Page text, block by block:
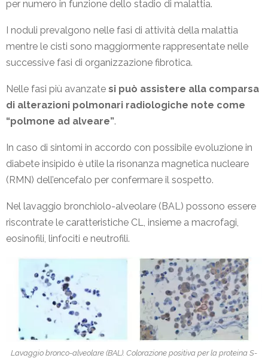
per numero in funzione dello stadio di malattia.
I noduli prevalgono nelle fasi di attività della malattia
mentre le cisti sono maggiormente rappresentate nelle
successive fasi di organizzazione fibrotica.
Nelle fasi più avanzate si può assistere alla comparsa
di alterazioni polmonari radiologiche note come
“polmone ad alveare”.
In caso di sintomi in accordo con possibile evoluzione in
diabete insipido è utile la risonanza magnetica nucleare
(RMN) dell’encefalo per confermare il sospetto.
Nel lavaggio bronchiolo-alveolare (BAL) possono essere
riscontrate le caratteristiche CL, insieme a macrofagi,
eosinofili, linfociti e neutrofili.
Lavaggio bronco-alveolare (BAL). Colorazione positiva per la proteina S-